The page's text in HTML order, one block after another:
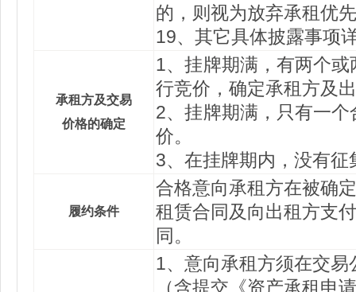
的，则视为放弃承租优
19、其它具体披露事项
承租方及交易
价格的确定
1、挂牌期满，有两个
行竞价，确定承租方及
2、挂牌期满，只有一
价。
3、在挂牌期内，没有
履约条件
合格意向承租方在被确
租赁合同及向出租方支
同。
1、意向承租方须在交
（含提交《资产承租申